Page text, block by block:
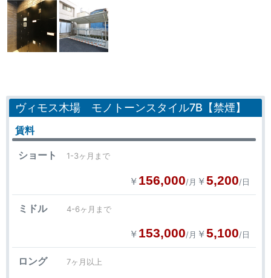
ヴィモス木場 モノトーンスタイル7B【禁煙】
賃料
ショート 1-3ヶ月まで
￥ 156,000/月 ￥5,200/日
ミドル 4-6ヶ月まで
￥ 153,000/月 ￥5,100/日
ロング 7ヶ月以上